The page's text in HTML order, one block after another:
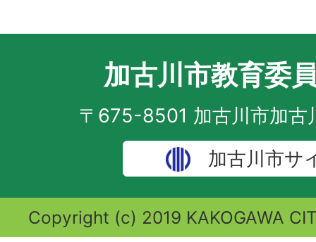
加古川市教育委
〒675-8501 加古川市加古
加古川市サ
Copyright (c) 2019 KAKOGAWA